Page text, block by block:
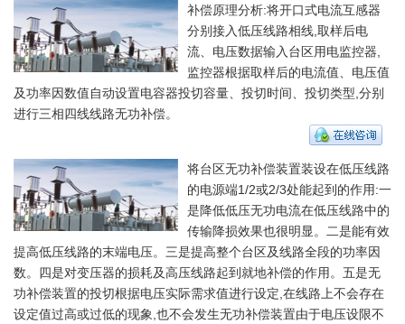
补偿原理分析:将开口式电流互感器
分别接入低压线路相线,取样后电
流、电压数据输入台区用电监控器,
监控器根据取样后的电流值、电压值
及功率因数值自动设置电容器投切容量、投切时间、投切类型,分别
进行三相四线线路无功补偿。
将台区无功补偿装置装设在低压线路
的电源端1/2或2/3处能起到的作用:一
是降低低压无功电流在低压线路中的
传输降损效果也很明显。二是能有效
提高低压线路的末端电压。三是提高整个台区及线路全段的功率因
数。四是对变压器的损耗及高压线路起到就地补偿的作用。五是无
功补偿装置的投切根据电压实际需求值进行设定,在线路上不会存在
设定值过高或过低的现象,也不会发生无功补偿装置由于电压设限不